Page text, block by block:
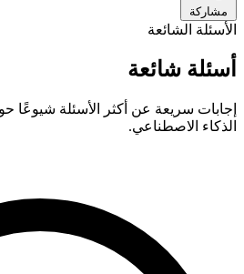
مشاركة
الأسئلة الشائعة
أسئلة شائعة
إجابات سريعة عن أكثر الأسئلة شيوعًا
الذكاء الاصطناعي.